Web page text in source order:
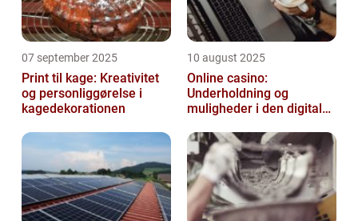
07 september 2025
Print til kage: Kreativitet
og personliggørelse i
kagedekorationen
10 august 2025
Online casino:
Underholdning og
muligheder i den digitale